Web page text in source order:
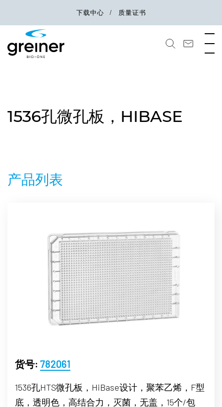
下载中心 质量证书
1536孔微孔板，HIBASE
产品列表
货号: 782061
1536孔HTS微孔板，HiBase设计，聚苯乙烯，F型
底，透明色，高结合力，灭菌，无盖，15个/包